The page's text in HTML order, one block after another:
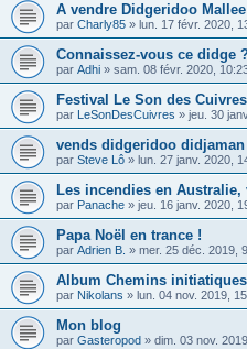
A vendre Didgeridoo Mallee
par Charly85 » lun. 17 févr. 2020,
Connaissez-vous ce didge
par Adhi » sam. 08 févr. 2020,
Festival Le Son des Cuivres
par LeSonDesCuivres » jeu. 30
vends didgeridoo didjaman
par Steve Lô » lun. 27 janv. 2020,
Les incendies en
par Panache » jeu. 16 janv. 2020,
Papa Noël en trance !
par Adrien B. » mer. 25 déc. 2019,
Album Chemins initiatiques
par Nikolans » lun. 04 nov. 2019,
Mon blog
par Gasteropod » dim. 03 nov.